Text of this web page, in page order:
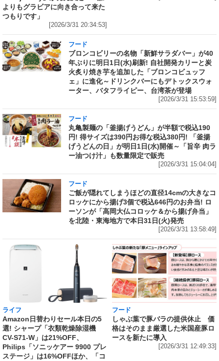
よりもグラビアに向き合って来た
つもりです」
[2026/3/31 20:34:53]
フード
ブロンコビリーの名物「新鮮サラダバー」が40
年ぶりに明日1日(水)刷新! 自社開発カリーと炭
火炙り焼き芋を追加した「ブロンコビュッフ
ェ」に進化～ドリンクバーにもデトックスウォ
ーター、バタフライピー、台湾茶が登場
[2026/3/31 15:53:59]
フード
丸亀製麺の「釜揚げうどん」が半額で税込190
円! 得サイズは390円お得な税込380円! 「釜揚
げうどんの日」が明日1日(水)開催～「旨辛 肉ラ
ー油つけ汁」も数量限定で販売
[2026/3/31 15:04:04]
フード
ご飯が隠れてしまうほどの直径14cmの大きなコ
ロッケにから揚げ3個で税込646円のお弁当! ロ
ーソンが「高岡大仏コロッケ＆から揚げ弁当」
を北陸・東海地方で本日31日(火)発売
[2026/3/31 13:58:49]
ライフ
Amazon日替わりセール本日の5
選! シャープ「衣類乾燥除湿機
CV-S71-W」は21%OFF、
Philips「ソニッケアー 9900 プレ
ステージ」は16%OFFほか、「コ
フード
しゃぶ葉で豚バラの提供休止 価
格はそのまま厳選した米国産豚ロ
ースを新たに導入
[2026/3/31 12:49:33]